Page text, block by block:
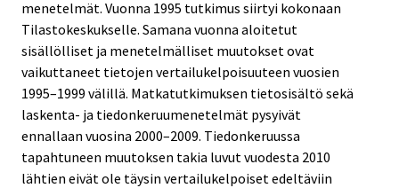
menetelmät. Vuonna 1995 tutkimus siirtyi kokonaan
Tilastokeskukselle. Samana vuonna aloitetut
sisällölliset ja menetelmälliset muutokset ovat
vaikuttaneet tietojen vertailukelpoisuuteen vuosien
1995–1999 välillä. Matkatutkimuksen tietosisältö sekä
laskenta- ja tiedonkeruumenetelmät pysyivät
ennallaan vuosina 2000–2009. Tiedonkeruussa
tapahtuneen muutoksen takia luvut vuodesta 2010
lähtien eivät ole täysin vertailukelpoiset edeltäviin